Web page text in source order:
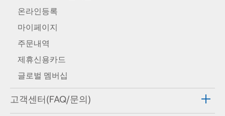
온라인등록
마이페이지
주문내역
제휴신용카드
글로벌 멤버십
고객센터(FAQ/문의)